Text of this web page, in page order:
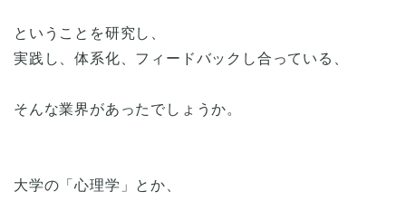
ということを研究し、
実践し、体系化、フィードバックし合っている、
そんな業界があったでしょうか。
大学の「心理学」とか、